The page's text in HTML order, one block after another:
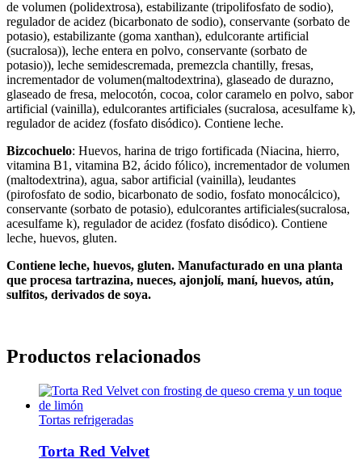
de volumen (polidextrosa), estabilizante (tripolifosfato de sodio),
regulador de acidez (bicarbonato de sodio), conservante (sorbato de
potasio), estabilizante (goma xanthan), edulcorante artificial
(sucralosa)), leche entera en polvo, conservante (sorbato de
potasio)), leche semidescremada, premezcla chantilly, fresas,
incrementador de volumen(maltodextrina), glaseado de durazno,
glaseado de fresa, melocotón, cocoa, color caramelo en polvo, sabor
artificial (vainilla), edulcorantes artificiales (sucralosa, acesulfame k),
regulador de acidez (fosfato disódico). Contiene leche.
Bizcochuelo: Huevos, harina de trigo fortificada (Niacina, hierro,
vitamina B1, vitamina B2, ácido fólico), incrementador de volumen
(maltodextrina), agua, sabor artificial (vainilla), leudantes
(pirofosfato de sodio, bicarbonato de sodio, fosfato monocálcico),
conservante (sorbato de potasio), edulcorantes artificiales(sucralosa,
acesulfame k), regulador de acidez (fosfato disódico). Contiene
leche, huevos, gluten.
Contiene leche, huevos, gluten. Manufacturado en una planta
que procesa tartrazina, nueces, ajonjolí, maní, huevos, atún,
sulfitos, derivados de soya.
Productos relacionados
Tortas refrigeradas
Torta Red Velvet